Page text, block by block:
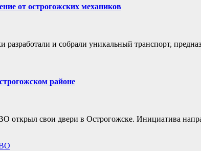
от острогожских механиков
разработали и собрали уникальный транспорт,
районе
открыл свои двери в Острогожске. Инициатива